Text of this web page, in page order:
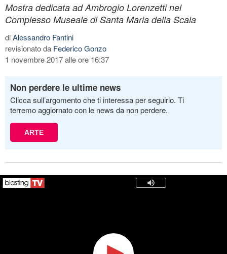
Mostra dedicata ad Ambrogio Lorenzetti nel
Complesso Museale di Santa Maria della Scala
diAlessandro Fantini
revisionato da Federico Gonzo
1 novembre 2017 alle ore 16:37
Non perdere le ultime news
Clicca sull’argomento che ti interessa per seguirlo. Ti
terremo aggiornato con le news da non perdere.
ARTE